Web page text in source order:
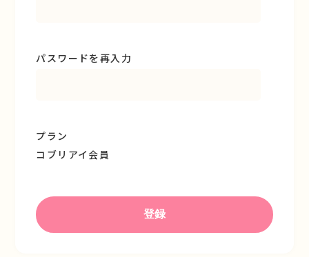
パスワードを再入力
プラン
コブリアイ会員